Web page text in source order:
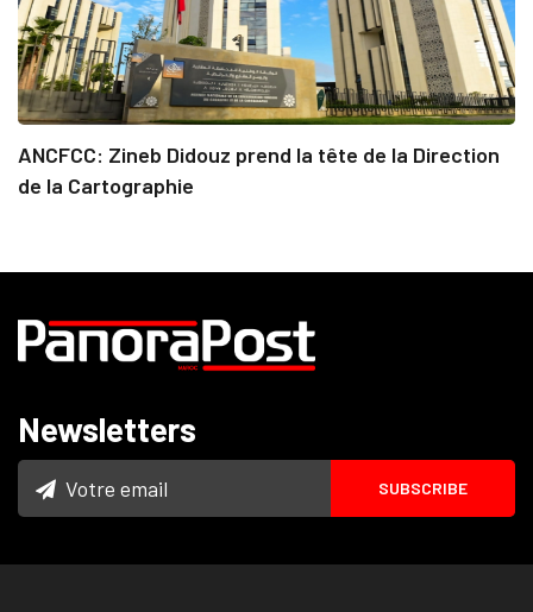
ANCFCC: Zineb Didouz prend la tête de la Direction
de la Cartographie
Newsletters